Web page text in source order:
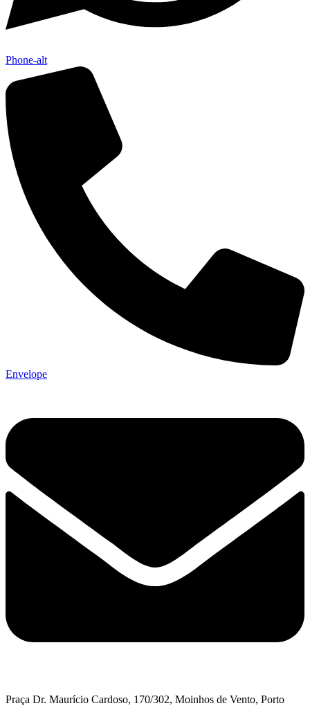
Phone-alt
Envelope
Praça Dr. Maurício Cardoso, 170/302, Moinhos de Vento, Porto